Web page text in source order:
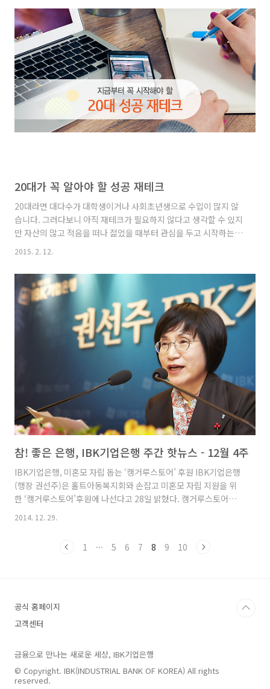
란 이유는 금이 섞여서이다” 정답 : 거짓 십원은 구리와 아연을 섞어
만드는데요. 아연이 많아질수록 노란빛을 띠게 됩니다. 1970년, 아
연보다 비싼 구리 함유량을 줄여 노랗게 된 10원에 황금이 섞였다
는 소문이 돌았습니다. 십원에 금이라니… 사실이었으면 좋겠지만
정말 황당한 소문이네요. 또한, 1983년 돌사자상 그림을 넣었더니
돌사자상을 불상으로 해석하고 특정인(당시 대통령..
20대가 꼭 알아야 할 성공 재테크
20대라면 대다수가 대학생이거나 사회초년생으로 수입이 많지 않
습니다. 그러다보니 아직 재테크가 필요하지 않다고 생각할 수 있지
만 자산의 많고 적음을 떠나 젊었을 때부터 관심을 두고 시작하는
것이 평생의 성공을 만드는 지름길이라는 것 아시나요? 사소하지만
적극적으로 투자하라 급여의 10~20%는 아끼지 말고 자기 계발에
투자하세요. 당장 갚아야 하는 학자금대출, 생활비, 문화비도 중요
하지만, 시간이 흐를수록 자신에게 남는 건 단순 소비가 아닌 능력
에 대한 투자입니다. 직장생활을 하더라도 업무와 관련된 주제를 꾸
준히 배우고, 자기 계발에 힘써야 더 나은 미래를 만들 수 있습니다.
20대는 아직 젊기에 자신의 미래에 투자한다는 개념으로 대학원 ..
2015. 2. 12.
참! 좋은 은행, IBK기업은행 주간 핫뉴스 - 12월 4주
IBK기업은행, 미혼모 자립 돕는 ‘캥거루스토어’ 후원 IBK기업은행
(행장 권선주)은 홀트아동복지회와 손잡고 미혼모 자립 지원을 위
한 ‘캥거루스토어’후원에 나선다고 28일 밝혔다. 캥거루스토어는
미혼모를 직원으로 채용해 직업훈련을 통한 경제적 자립을 돕고, 판
에 5억원의 후원금을 전달했다. 권선주 IBK기업은행장 "내년 인터
동 로얄호텔에서 기자간담회를 열고 "통합 플랫폼 'IBK원뱅크'를
내년..
2014. 12. 29.
1 ··· 5 6 7 8 9 10
공식 홈페이지
고객센터
금융으로 만나는 새로운 세상, IBK기업은행
© Copyright. IBK(INDUSTRIAL BANK OF KOREA) All rights
reserved.